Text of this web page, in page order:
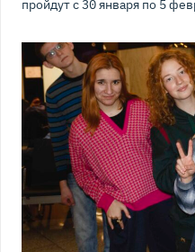
пройдут с 30 января по 5